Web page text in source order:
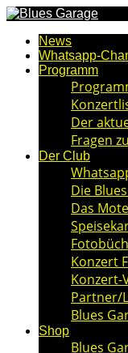
News
Whatsapp-
Programm
Der
Fragen
Der Club
Die
Das
Konzert
Konzert-
Partner/
Blues
Shop
Blues